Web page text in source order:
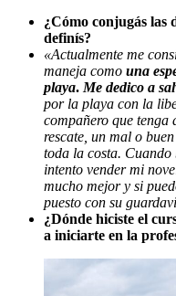
¿Cómo conjugás las
definís?
«Actualmente me
maneja como una
playa. Me dedico a
por la playa con la
compañero que
rescate, un mal o
toda la costa. Cuando
intento vender mi
mucho mejor y si
puesto con su
¿Dónde hiciste el
a iniciarte en la